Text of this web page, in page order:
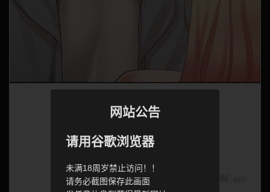
网站公告
请用谷歌浏览器
未满18周岁禁止访问！！
请务必截图保存此画面